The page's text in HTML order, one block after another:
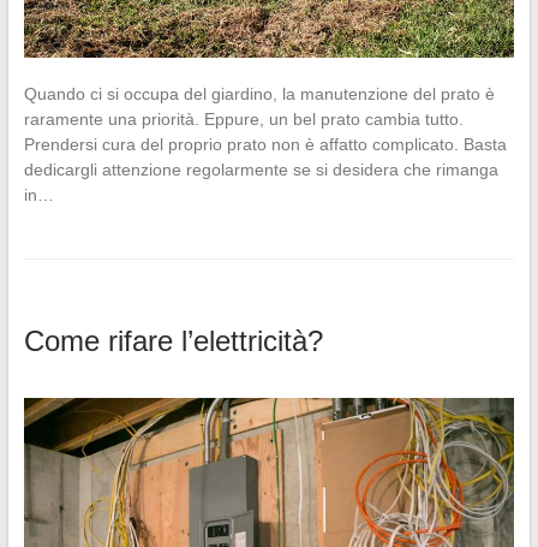
Quando ci si occupa del giardino, la manutenzione del prato è
raramente una priorità. Eppure, un bel prato cambia tutto.
Prendersi cura del proprio prato non è affatto complicato. Basta
dedicargli attenzione regolarmente se si desidera che rimanga
in…
Come rifare l’elettricità?